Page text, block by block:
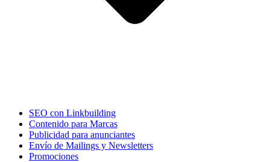
SEO con Linkbuilding
Contenido para Marcas
Publicidad para anunciantes
Envío de Mailings y Newsletters
Promociones